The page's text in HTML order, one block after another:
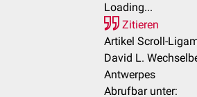
Loading...
Zitieren
Artikel Scroll-
David L.
Antwerpes
Abrufbar unter: